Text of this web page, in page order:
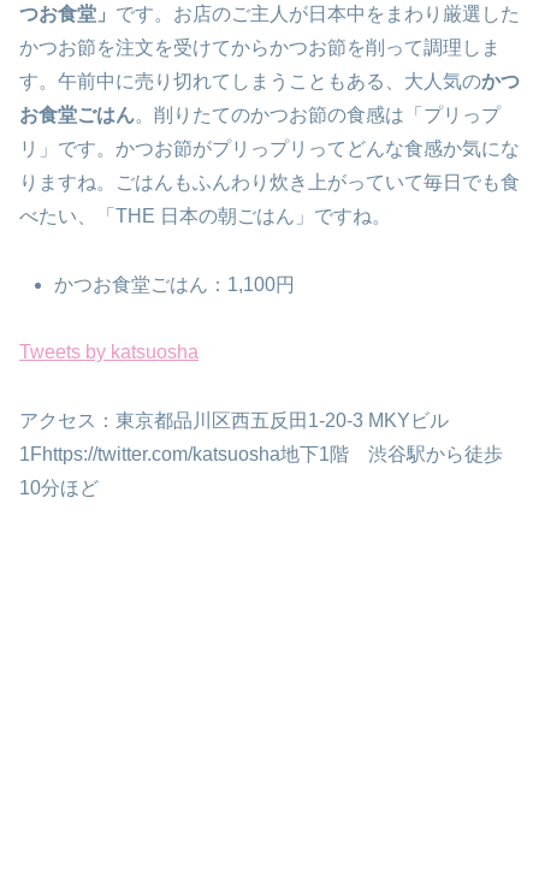
つお食堂」 です。お店のご主人が日本中をまわり厳選した
かつお節を注文を受けてからかつお節を削って調理しま
す。午前中に売り切れてしまうこともある、大人気のかつ
お食堂ごはん。削りたてのかつお節の食感は「プリっプ
リ」です。かつお節がプリっプリってどんな食感か気にな
りますね。ごはんもふんわり炊き上がっていて毎日でも食
べたい、「THE 日本の朝ごはん」ですね。
かつお食堂ごはん：1,100円
Tweets by katsuosha
アクセス：東京都品川区西五反田1-20-3 MKYビル
1Fhttps://twitter.com/katsuosha地下1階 渋谷駅から徒歩
10分ほど